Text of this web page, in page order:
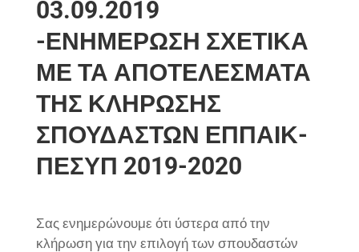
03.09.2019
-ΕΝΗΜΕΡΩΣΗ ΣΧΕΤΙΚΑ
ΜΕ ΤΑ ΑΠΟΤΕΛΕΣΜΑΤΑ
ΤΗΣ ΚΛΗΡΩΣΗΣ
ΣΠΟΥΔΑΣΤΩΝ ΕΠΠΑΙΚ-
ΠΕΣΥΠ 2019-2020
Σας ενημερώνουμε ότι ύστερα από την
κλήρωση για την επιλογή των σπουδαστών